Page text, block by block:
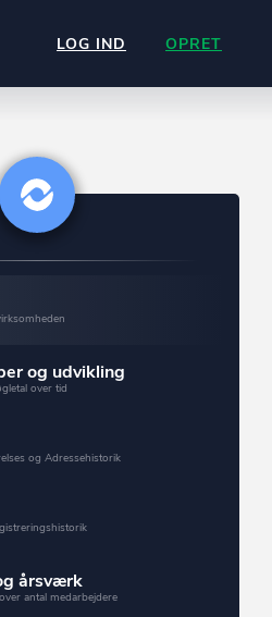
LOG IND OPRET
og udvikling
over tid
og Adressehistorik
årsværk
antal medarbejdere